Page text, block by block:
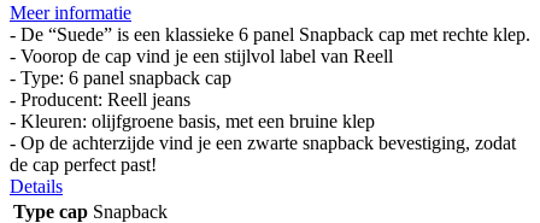
Meer informatie
- De “Suede” is een klassieke 6 panel Snapback cap met rechte klep.
- Voorop de cap vind je een stijlvol label van Reell
- Type: 6 panel snapback cap
- Producent: Reell jeans
- Kleuren: olijfgroene basis, met een bruine klep
- Op de achterzijde vind je een zwarte snapback bevestiging, zodat
de cap perfect past!
Details
Type cap Snapback